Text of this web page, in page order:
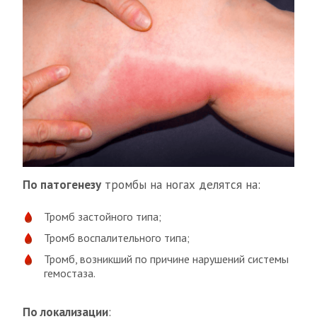
По патогенезу тромбы на ногах делятся на:
Тромб застойного типа;
Тромб воспалительного типа;
Тромб, возникший по причине нарушений системы
гемостаза.
По локализации: